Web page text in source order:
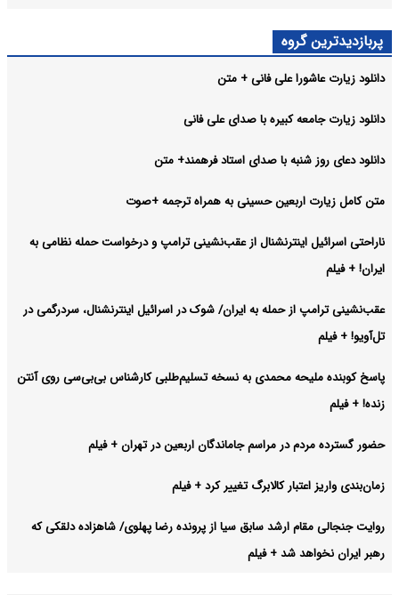
پربازدیدترین گروه
دانلود زیارت عاشورا علی فانی + متن
دانلود زیارت جامعه کبیره با صدای علی فانی
دانلود دعای روز شنبه با صدای استاد فرهمند+ متن
متن کامل زیارت اربعین حسینی به همراه ترجمه +صوت
ناراحتی اسرائیل اینترنشنال از عقب‌نشینی ترامپ و درخواست حمله نظامی به
ایران! + فیلم
عقب‌نشینی ترامپ از حمله به ایران/ شوک در اسرائیل اینترنشنال، سردرگمی در
تل‌آویو! + فیلم
پاسخ کوبنده ملیحه محمدی به نسخه تسلیم‌طلبی کارشناس بی‌بی‌سی روی آنتن
زنده! + فیلم
حضور گسترده مردم در مراسم جاماندگان اربعین در تهران + فیلم
زمان‌بندی واریز اعتبار کالابرگ تغییر کرد + فیلم
روایت جنجالی مقام ارشد سابق سیا از پرونده رضا پهلوی/ شاهزاده دلقکی که
رهبر ایران نخواهد شد + فیلم